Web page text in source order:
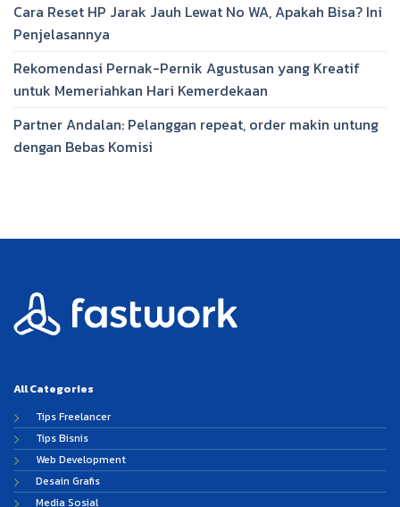
Cara Reset HP Jarak Jauh Lewat No WA, Apakah Bisa? Ini
Penjelasannya
Rekomendasi Pernak-Pernik Agustusan yang Kreatif
untuk Memeriahkan Hari Kemerdekaan
Partner Andalan: Pelanggan repeat, order makin untung
dengan Bebas Komisi
All Categories
Tips Freelancer
Tips Bisnis
Web Development
Desain Grafis
Media Sosial